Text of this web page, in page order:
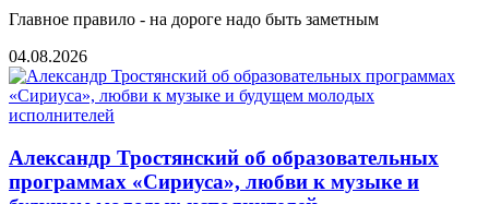
Главное правило - на дороге надо быть заметным
04.08.2026
Александр Тростянский об образовательных
программах «Сириуса», любви к музыке и